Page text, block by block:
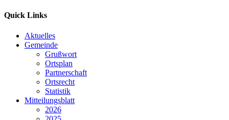
Quick Links
Aktuelles
Gemeinde
Grußwort
Ortsplan
Partnerschaft
Ortsrecht
Statistik
Mitteilungsblatt
2026